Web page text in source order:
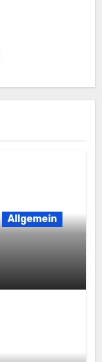
Allgemein